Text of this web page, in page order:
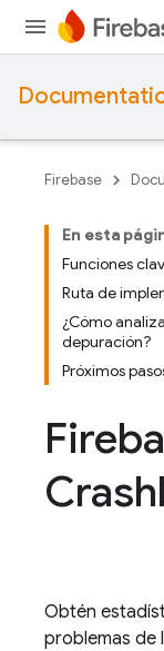
Firebase
En esta
Funciones
Ruta de
¿Cómo
depuración?
Próximos
Obtén
problemas de